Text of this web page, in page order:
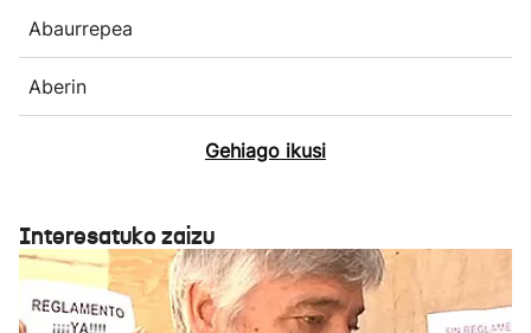
Abaurrepea
Aberin
Gehiago ikusi
Interesatuko zaizu